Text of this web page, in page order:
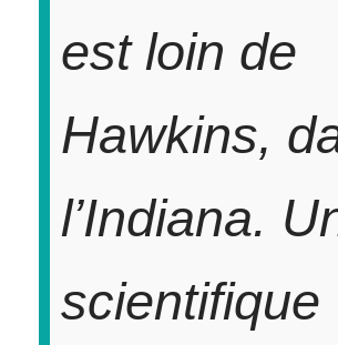
est loin de
Hawkins,
l’Indiana.
scientifique